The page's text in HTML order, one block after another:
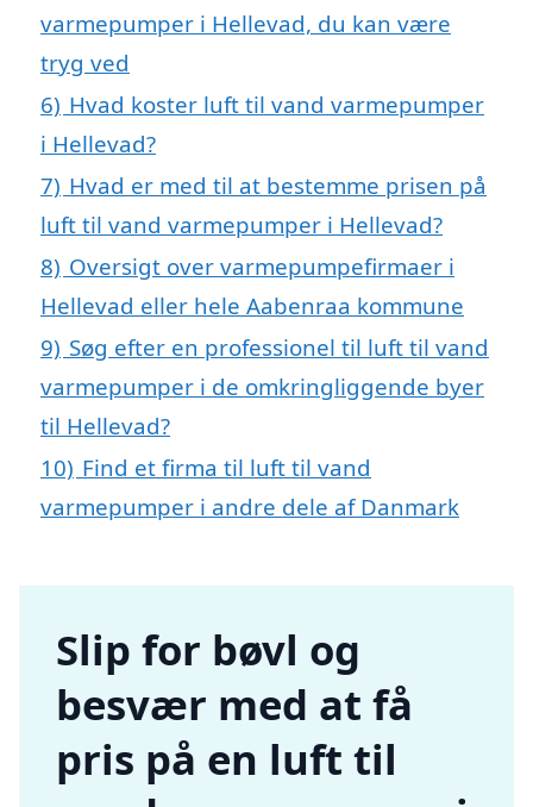
varmepumper i Hellevad, du kan være
tryg ved
6) Hvad koster luft til vand varmepumper
i Hellevad?
7) Hvad er med til at bestemme prisen på
luft til vand varmepumper i Hellevad?
8) Oversigt over varmepumpefirmaer i
Hellevad eller hele Aabenraa kommune
9) Søg efter en professionel til luft til vand
varmepumper i de omkringliggende byer
til Hellevad?
10) Find et firma til luft til vand
varmepumper i andre dele af Danmark
Slip for bøvl og
besvær med at få
pris på en luft til